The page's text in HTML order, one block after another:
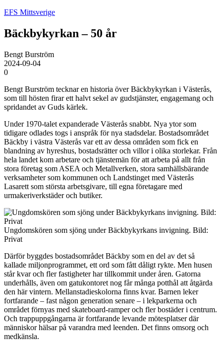
EFS Mittsverige
Bäckbykyrkan – 50 år
Bengt Burström
2024-09-04
0
Bengt Burström tecknar en historia över Bäckbykyrkan i Västerås,
som till hösten firar ett halvt sekel av gudstjänster, engagemang och
spridandet av Guds kärlek.
Under 1970-talet expanderade Västerås snabbt. Nya ytor som
tidigare odlades togs i anspråk för nya stadsdelar. Bostadsområdet
Bäckby i västra Västerås var ett av dessa områden som fick en
blandning av hyreshus, bostadsrätter och villor i olika storlekar. Från
hela landet kom arbetare och tjänstemän för att arbeta på allt från
stora företag som ASEA och Metallverken, stora samhällsbärande
verksamheter som kommunen och Landstinget med Västerås
Lasarett som största arbetsgivare, till egna företagare med
urmakeriverkstäder och butiker.
Ungdomskören som sjöng under Bäckbykyrkans invigning. Bild:
Privat
Därför byggdes bostadsområdet Bäckby som en del av det så
kallade miljonprogrammet, ett ord som fått dåligt rykte. Men husen
står kvar och fler fastigheter har tillkommit under åren. Gatorna
underhålls, även om gatukontoret nog får många potthål att åtgärda
den här vintern. Mellanstadieskolorna finns kvar. Barnen leker
fortfarande – fast någon generation senare – i lekparkerna och
området förnyas med skateboard-ramper och fler bostäder i centrum.
Och trappuppgångarna är fortfarande levande mötesplatser där
människor hälsar på varandra med leenden. Det finns omsorg och
medkänsla.